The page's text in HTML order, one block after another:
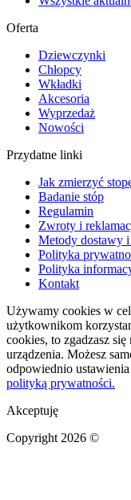
Oferta
Dziewczynki
Chłopcy
Wkładki
Akcesoria
Wyprzedaż
Nowości
Przydatne linki
Jak zmierzyć
Badanie stóp
Regulamin
Zwroty i
Metody dostawy i
Polityka
Polityka
Kontakt
Używamy cookies w
użytkownikom
cookies, to zgadzasz
urządzenia. Możesz
odpowiednio
polityką prywatności.
Akceptuję
Copyright 2026 ©